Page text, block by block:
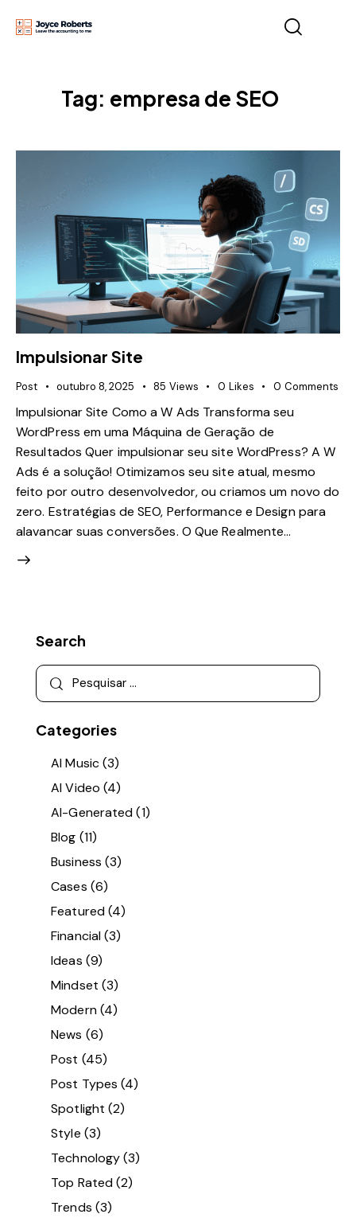
Tag: empresa de SEO
Impulsionar Site
Post outubro 8, 2025 85 Views 0 Likes 0 Comments
Impulsionar Site Como a W Ads Transforma seu
WordPress em uma Máquina de Geração de
Resultados Quer impulsionar seu site WordPress? A W
Ads é a solução! Otimizamos seu site atual, mesmo
feito por outro desenvolvedor, ou criamos um novo do
zero. Estratégias de SEO, Performance e Design para
alavancar suas conversões. O Que Realmente…
Search
Categories
AI Music(3)
AI Video (4)
AI-Generated(1)
Blog (11)
Business (3)
Cases (6)
Featured(4)
Financial(3)
Ideas (9)
Mindset (3)
Modern(4)
News (6)
Post (45)
Post Types (4)
Spotlight (2)
Style (3)
Technology(3)
Top Rated(2)
Trends (3)